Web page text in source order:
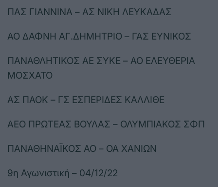
ΠΑΣ ΓΙΑΝΝΙΝΑ – ΑΣ ΝΙΚΗ ΛΕΥΚΑΔΑΣ
ΑΟ ΔΑΦΝΗ ΑΓ.ΔΗΜΗΤΡΙΟ – ΓΑΣ ΕΥΝΙΚΟΣ
ΠΑΝΑΘΛΗΤΙΚΟΣ ΑΕ ΣΥΚΕ – ΑΟ ΕΛΕΥΘΕΡΙΑ
ΜΟΣΧΑΤΟ
ΑΣ ΠΑΟΚ – ΓΣ ΕΣΠΕΡΙΔΕΣ ΚΑΛΛΙΘΕ
ΑΕΟ ΠΡΩΤΕΑΣ ΒΟΥΛΑΣ – ΟΛΥΜΠΙΑΚΟΣ ΣΦΠ
ΠΑΝΑΘΗΝΑΪΚΟΣ ΑΟ – ΟΑ ΧΑΝΙΩΝ
9η Αγωνιστική – 04/12/22